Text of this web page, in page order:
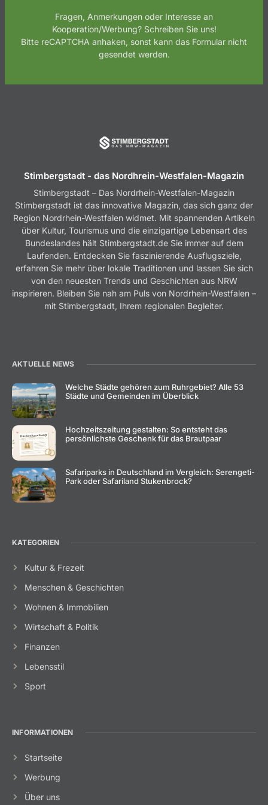
Fragen, Anmerkungen oder Interesse an
Kooperation/Werbung? Schreiben Sie uns!
Bitte reCAPTCHA anhaken, sonst kann das Formular nicht
gesendet werden.
Stimbergstadt - das Nordhrein-Westfalen-Magazin
Stimbergstadt – Das Nordrhein-Westfalen-Magazin
Stimbergstadt ist das innovative Magazin, das sich ganz der
Region Nordrhein-Westfalen widmet. Mit spannenden Artikeln
über Kultur, Tourismus und die einzigartige Lebensart des
Bundeslandes hält Stimbergstadt.de Sie immer auf dem
Laufenden. Entdecken Sie faszinierende Ausflugsziele,
erfahren Sie mehr über lokale Traditionen und lassen Sie sich
von den neuesten Trends und Geschichten aus NRW
inspirieren. Bleiben Sie nah am Puls von Nordrhein-Westfalen –
mit Stimbergstadt, Ihrem regionalen Begleiter.
AKTUELLE NEWS
Welche Städte gehören zum Ruhrgebiet? Alle 53
Städte und Gemeinden im Überblick
Hochzeitszeitung gestalten: So entsteht das
persönlichste Geschenk für das Brautpaar
Safariparks in Deutschland im Vergleich: Serengeti-
Park oder Safariland Stukenbrock?
KATEGORIEN
Kultur & Frezeit
Menschen & Geschichten
Wohnen & Immobilien
Wirtschaft & Politik
Finanzen
Lebensstil
Sport
INFORMATIONEN
Startseite
Werbung
Über uns